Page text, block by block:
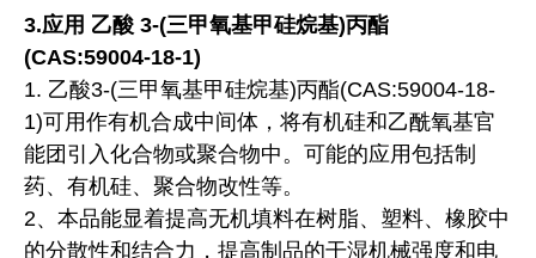
3.应用 乙酸 3-(三甲氧基甲硅烷基)丙酯
(CAS:59004-18-1)
1. 乙酸3-(三甲氧基甲硅烷基)丙酯(CAS:59004-18-
1)可用作有机合成中间体，将有机硅和乙酰氧基官
能团引入化合物或聚合物中。可能的应用包括制
药、有机硅、聚合物改性等。
2、本品能显着提高无机填料在树脂、塑料、橡胶中
的分散性和结合力，提高制品的干湿机械强度和电